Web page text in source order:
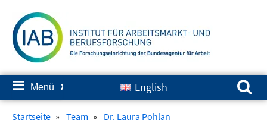
zum
Inhalt
≡ Menü ✘ English
Suchen nach:
Startseite » Team » Dr. Laura Pohlan